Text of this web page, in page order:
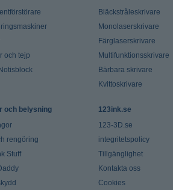
och tejp
Bläckstråleskrivare
Monolaserskrivare
Färglaserskrivare
Multifunktionsskrivare
Bärbara skrivare
Kvittoskrivare
och belysning
rengöring
Stuff
123ink.se
123-3D.se
integritetspolicy
Tillgänglighet
Kontakta oss
Cookies